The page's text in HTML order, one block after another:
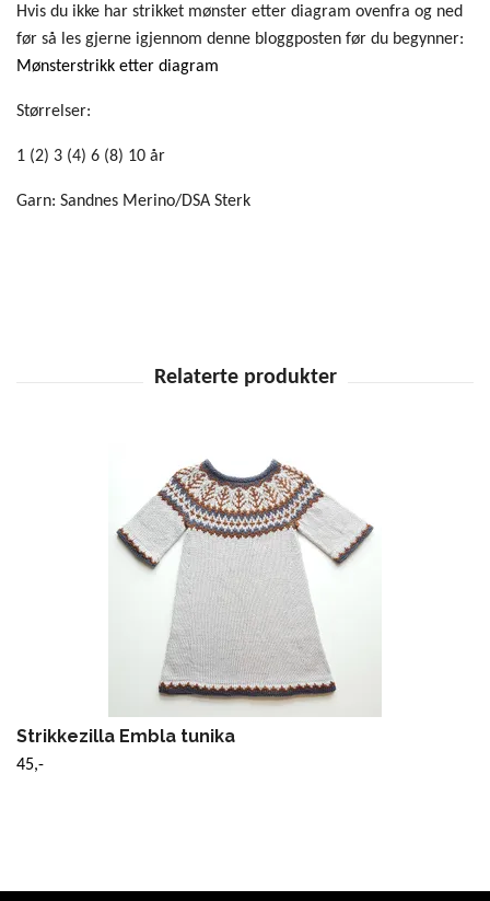
Hvis du ikke har strikket mønster etter diagram ovenfra og ned
før så les gjerne igjennom denne bloggposten før du begynner:
Mønsterstrikk etter diagram
Størrelser:
1 (2) 3 (4) 6 (8) 10 år
Garn: Sandnes Merino/DSA Sterk
Strikkezilla Embla tunika
45,-